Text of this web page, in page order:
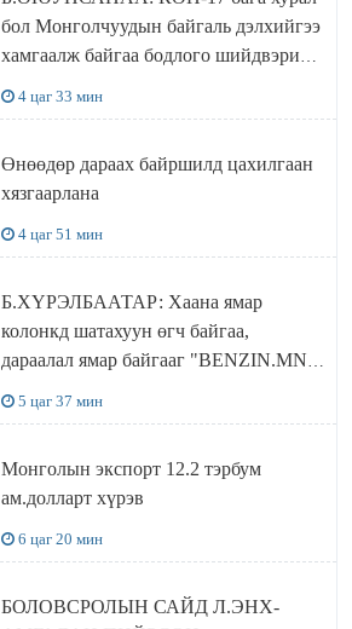
бол Монголчуудын байгаль дэлхийгээ
хамгаалж байгаа бодлого шийдвэрийг
4 цаг 33 мин
Өнөөдөр дараах байршилд цахилгаан
хязгаарлана
4 цаг 51 мин
Б.ХҮРЭЛБААТАР: Хаана ямар
колонкд шатахуун өгч байгаа,
дараалал ямар байгааг "BENZIN.MN”
5 цаг 37 мин
Монголын экспорт 12.2 тэрбум
ам.долларт хүрэв
6 цаг 20 мин
БОЛОВСРОЛЫН САЙД Л.ЭНХ-